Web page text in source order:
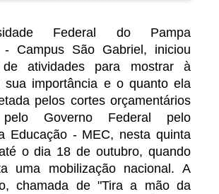
Federal do Pampa
- Campus São Gabriel, iniciou
atividades para mostrar à
sua importância e o quanto ela
pelos cortes orçamentários
pelo Governo Federal pelo
Educação - MEC, nesta quinta
o dia 18 de outubro, quando
uma mobilização nacional. A
chamada de "Tira a mão da